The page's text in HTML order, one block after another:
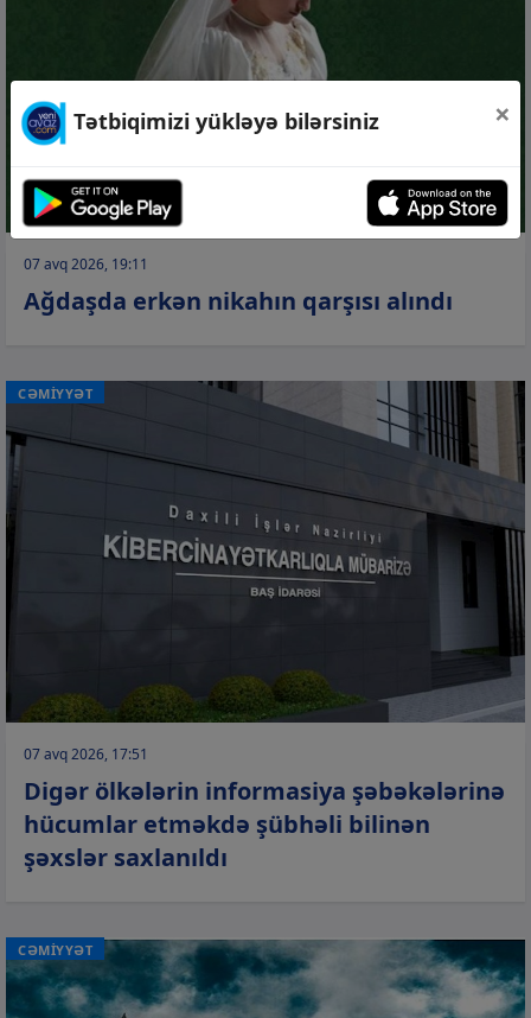
07 avq 2026, 19:11
Ağdaşda erkən nikahın qarşısı alındı
CƏMİYYƏT
07 avq 2026, 17:51
Digər ölkələrin informasiya şəbəkələrinə
hücumlar etməkdə şübhəli bilinən
şəxslər saxlanıldı
CƏMİYYƏT
Tətbiqimizi yükləyə bilərsiniz ×